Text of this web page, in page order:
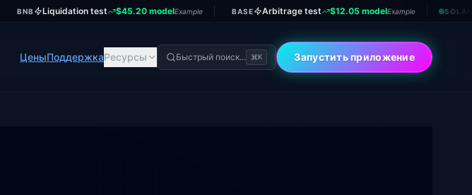
BNB Liquidation test $45.20 modelExample BASE Arbitrage test $12.05 modelExample
ЦеныПоддержкаРесурсы Быстрый поиск... K Запустить приложение